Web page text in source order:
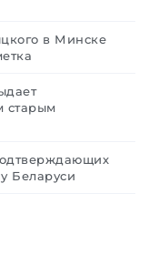
в Минске
старым
Беларуси